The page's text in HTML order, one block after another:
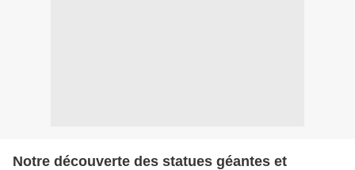
Notre découverte des statues géantes et